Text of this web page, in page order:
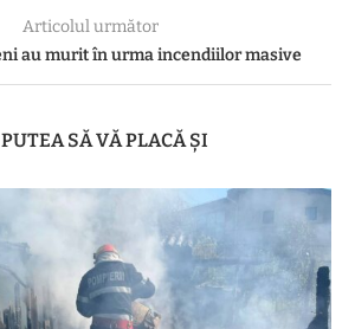
Articolul următor
au murit în urma incendiilor masive
SĂ VĂ PLACĂ ȘI